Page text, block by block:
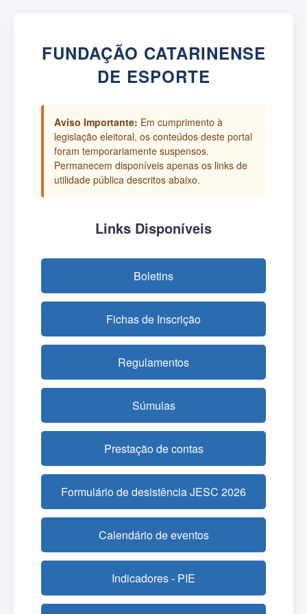
FUNDAÇÃO CATARINENSE
DE ESPORTE
Aviso Importante: Em cumprimento à
legislação eleitoral, os conteúdos deste portal
foram temporariamente suspensos.
Permanecem disponíveis apenas os links de
utilidade pública descritos abaixo.
Links Disponíveis
Boletins
Fichas de Inscrição
Regulamentos
Súmulas
Prestação de contas
Formulário de desistência JESC 2026
Calendário de eventos
Indicadores - PIE